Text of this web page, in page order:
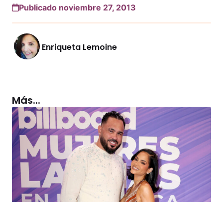
Publicado noviembre 27, 2013
Enriqueta Lemoine
Más...